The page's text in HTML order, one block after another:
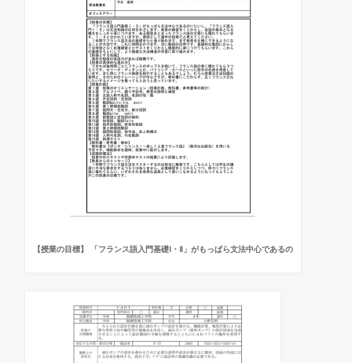
【授業の目標】 「フランス語入門基礎Ⅰ・Ⅱ」がもっぱら文法中心であるの